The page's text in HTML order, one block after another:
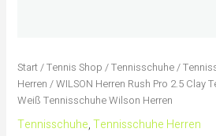
Start/Tennis Shop /Tennisschuhe/
Herren / WILSON Herren Rush Pro 2.5 Clay
Weiß Tennisschuhe Wilson Herren
Tennisschuhe,Tennisschuhe Herren